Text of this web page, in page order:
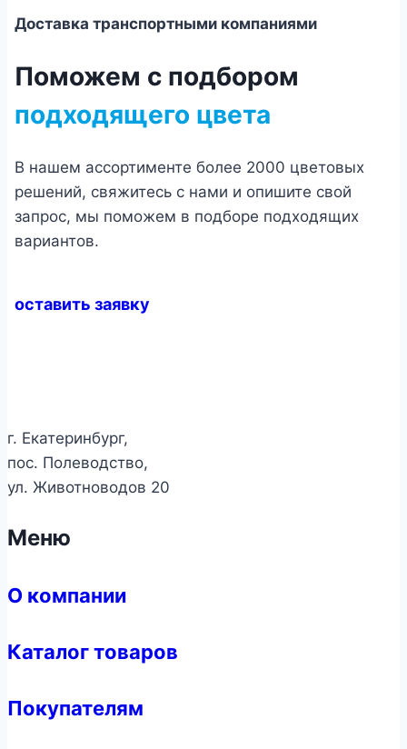
Доставка транспортными компаниями
Поможем с подбором
подходящего цвета
В нашем ассортименте более 2000 цветовых
решений, свяжитесь с нами и опишите свой
запрос, мы поможем в подборе подходящих
вариантов.
оставить заявку
г. Екатеринбург,
пос. Полеводство,
ул. Животноводов 20
Меню
О компании
Каталог товаров
Покупателям